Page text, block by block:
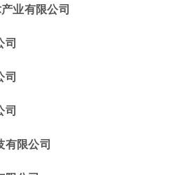
业有限公司
司
司
司
有限公司